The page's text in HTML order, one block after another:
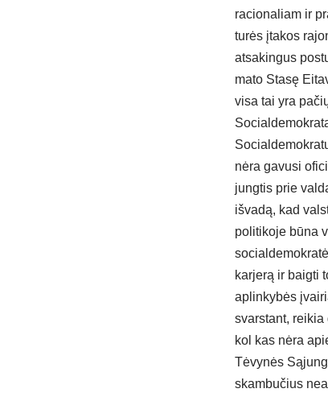
racionaliam ir
turės įtakos
atsakingus
mato Stasę
visa tai yra
nėra gavusi
jungtis prie
išvadą, kad
politikoje būna
karjerą ir baigti
aplinkybės
svarstant,
kol kas nėra
Tėvynės
skambučius